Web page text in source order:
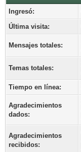
Ingresó:
Última visita:
Mensajes totales:
Temas totales:
Tiempo en línea:
Agradecimientos
dados:
Agradecimientos
recibidos: